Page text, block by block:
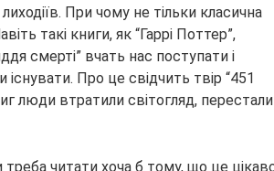
При чому не тільки класична
такі книги, як “Гаррі Поттер”,
смерті” вчать нас поступати і
Про це свідчить твір “451
люди втратили світогляд,
читати хоча б тому, що це